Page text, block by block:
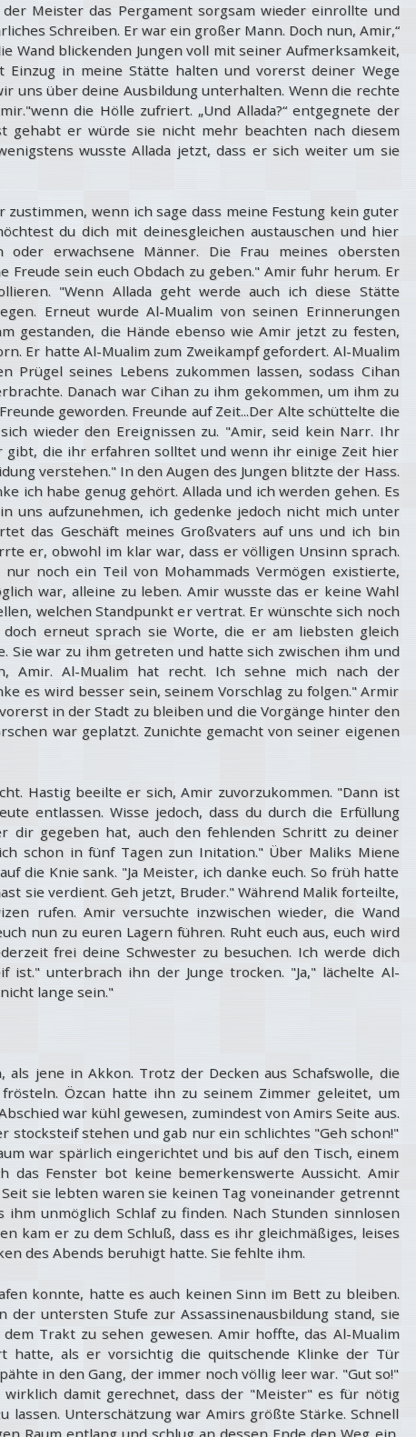
Meister das Pergament sorgsam wieder einrollte und
Schreiben. Er war ein großer Mann. Doch nun, Amir,“
Wand blickenden Jungen voll mit seiner Aufmerksamkeit,
Einzug in meine Stätte halten und vorerst deiner Wege
uns über deine Ausbildung unterhalten. Wenn die rechte
die Hölle zufriert. „Und Allada?“ entgegnete der
gehabt er würde sie nicht mehr beachten nach diesem
wusste Allada jetzt, dass er sich weiter um sie
wenn ich sage dass meine Festung kein guter
du dich mit deinesgleichen austauschen und hier
erwachsene Männer. Die Frau meines obersten
sein euch Obdach zu geben." Amir fuhr herum. Er
"Wenn Allada geht werde auch ich diese Stätte
Erneut wurde Al-Mualim von seinen Erinnerungen
gestanden, die Hände ebenso wie Amir jetzt zu festen,
Er hatte Al-Mualim zum Zweikampf gefordert. Al-Mualim
Prügel seines Lebens zukommen lassen, sodass Cihan
Danach war Cihan zu ihm gekommen, um ihm zu
geworden. Freunde auf Zeit...Der Alte schüttelte die
wieder den Ereignissen zu. "Amir, seid kein Narr. Ihr
gibt, die ihr erfahren solltet und wenn ihr einige Zeit hier
verstehen." In den Augen des Jungen blitzte der Hass.
ich habe genug gehört. Allada und ich werden gehen. Es
uns aufzunehmen, ich gedenke jedoch nicht mich unter
das Geschäft meines Großvaters auf uns und ich bin
er, obwohl im klar war, dass er völligen Unsinn sprach.
noch ein Teil von Mohammads Vermögen existierte,
war, alleine zu leben. Amir wusste das er keine Wahl
welchen Standpunkt er vertrat. Er wünschte sich noch
erneut sprach sie Worte, die er am liebsten gleich
war zu ihm getreten und hatte sich zwischen ihm und
Amir. Al-Mualim hat recht. Ich sehne mich nach der
es wird besser sein, seinem Vorschlag zu folgen." Armir
in der Stadt zu bleiben und die Vorgänge hinter den
war geplatzt. Zunichte gemacht von seiner eigenen
Hastig beeilte er sich, Amir zuvorzukommen. "Dann ist
entlassen. Wisse jedoch, dass du durch die Erfüllung
dir gegeben hat, auch den fehlenden Schritt zu deiner
schon in fünf Tagen zun Initation." Über Maliks Miene
die Knie sank. "Ja Meister, ich danke euch. So früh hatte
sie verdient. Geh jetzt, Bruder." Während Malik forteilte,
rufen. Amir versuchte inzwischen wieder, die Wand
nun zu euren Lagern führen. Ruht euch aus, euch wird
frei deine Schwester zu besuchen. Ich werde dich
unterbrach ihn der Junge trocken. "Ja," lächelte Al-
lange sein."
jene in Akkon. Trotz der Decken aus Schafswolle, die
Özcan hatte ihn zu seinem Zimmer geleitet, um
war kühl gewesen, zumindest von Amirs Seite aus.
stocksteif stehen und gab nur ein schlichtes "Geh schon!"
war spärlich eingerichtet und bis auf den Tisch, einem
das Fenster bot keine bemerkenswerte Aussicht. Amir
sie lebten waren sie keinen Tag voneinander getrennt
unmöglich Schlaf zu finden. Nach Stunden sinnlosen
kam er zu dem Schluß, dass es ihr gleichmäßiges, leises
des Abends beruhigt hatte. Sie fehlte ihm.
konnte, hatte es auch keinen Sinn im Bett zu bleiben.
der untersten Stufe zur Assassinenausbildung stand, sie
Trakt zu sehen gewesen. Amir hoffte, das Al-Mualim
hatte, als er vorsichtig die quitschende Klinke der Tür
in den Gang, der immer noch völlig leer war. "Gut so!"
damit gerechnet, dass der "Meister" es für nötig
lassen. Unterschätzung war Amirs größte Stärke. Schnell